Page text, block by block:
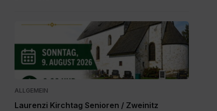
IMG-
WA0000.jpg
ALLGEMEIN
Laurenzi Kirchtag Senioren / Zweinitz